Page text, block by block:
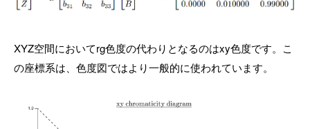
XYZ空間においてrg色度の代わりとなるのはxy色度です。こ
の座標系は、色度図ではより一般的に使われています。